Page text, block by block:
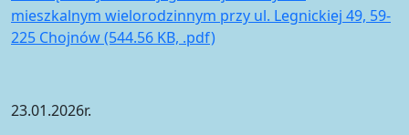
mieszkalnym wielorodzinnym przy ul. Legnickiej 49, 59-
225 Chojnów (544.56 KB, .pdf)
23.01.2026r.